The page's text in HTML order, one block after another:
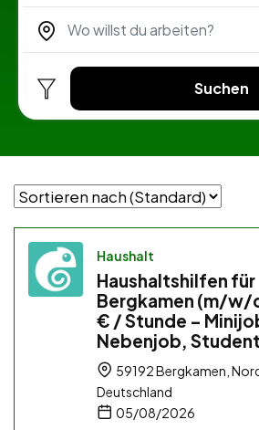
Suchen
Haushalt
Haushaltshilfen für
Bergkamen (m/w/
€ / Stunde –
Nebenjob,
59192 Bergkamen,
Deutschland
05/08/2026